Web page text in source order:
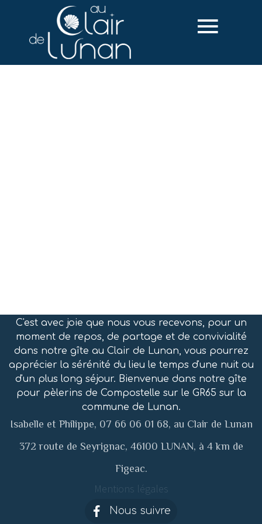
C'est avec joie que nous vous recevons, pour un
moment de repos, de partage et de convivialité
dans notre gîte au Clair de Lunan, vous pourrez
apprécier la sérénité du lieu le temps d'une nuit ou
d'un plus long séjour. Bienvenue dans notre gîte
pour pèlerins de Compostelle sur le GR65 sur la
commune de Lunan.
Isabelle et Philippe, 07 66 06 01 68, au Clair de Lunan
372 route de Seyrignac, 46100 LUNAN, à 4 km de
Figeac.
Mentions légales
Nous suivre